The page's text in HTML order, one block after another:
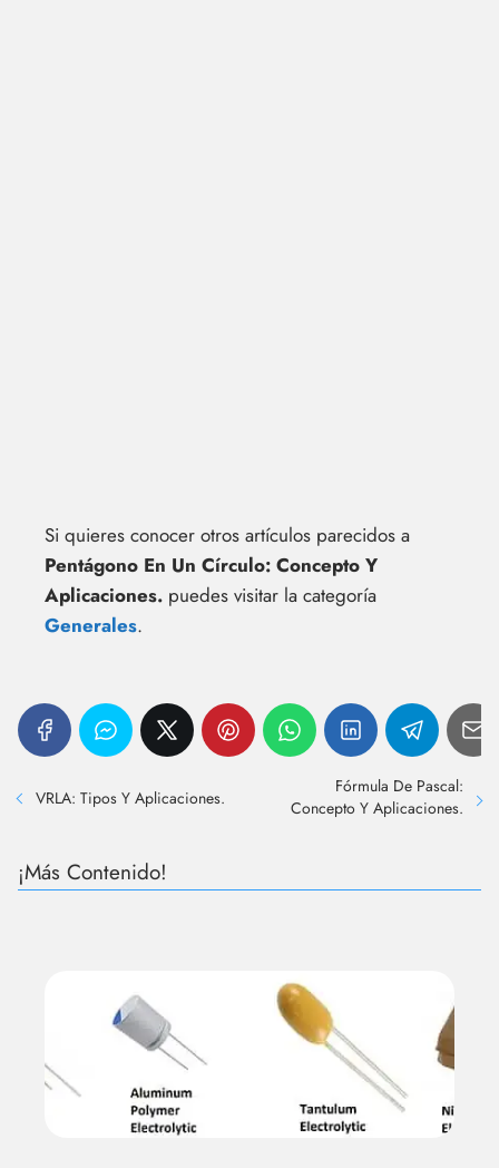
Si quieres conocer otros artículos parecidos a
Pentágono En Un Círculo: Concepto Y
Aplicaciones. puedes visitar la categoría
Generales.
VRLA: Tipos Y Aplicaciones.
Fórmula De Pascal:
Concepto Y Aplicaciones.
¡Más Contenido!